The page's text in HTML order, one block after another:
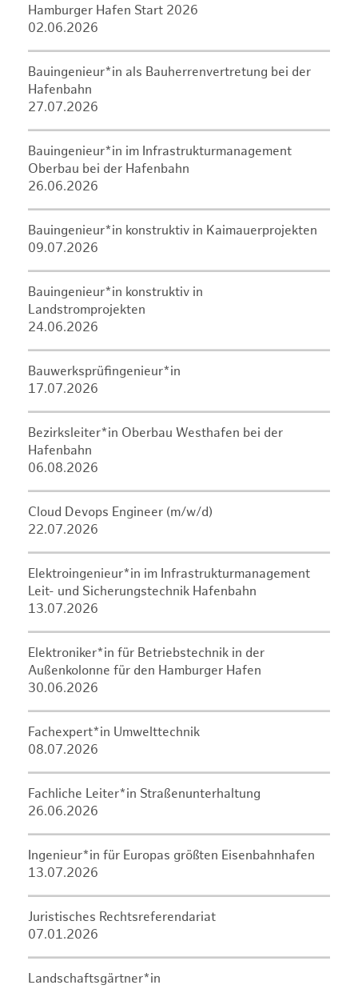
Hamburger Hafen Start 2026
02.06.2026
Bauingenieur*in als Bauherrenvertretung bei der
Hafenbahn
27.07.2026
Bauingenieur*in im Infrastrukturmanagement
Oberbau bei der Hafenbahn
26.06.2026
Bauingenieur*in konstruktiv in Kaimauerprojekten
09.07.2026
Bauingenieur*in konstruktiv in
Landstromprojekten
24.06.2026
Bauwerksprüfingenieur*in
17.07.2026
Bezirksleiter*in Oberbau Westhafen bei der
Hafenbahn
06.08.2026
Cloud Devops Engineer (m/w/d)
22.07.2026
Elektroingenieur*in im Infrastrukturmanagement
Leit- und Sicherungstechnik Hafenbahn
13.07.2026
Elektroniker*in für Betriebstechnik in der
Außenkolonne für den Hamburger Hafen
30.06.2026
Fachexpert*in Umwelttechnik
08.07.2026
Fachliche Leiter*in Straßenunterhaltung
26.06.2026
Ingenieur*in für Europas größten Eisenbahnhafen
13.07.2026
Juristisches Rechtsreferendariat
07.01.2026
Landschaftsgärtner*in